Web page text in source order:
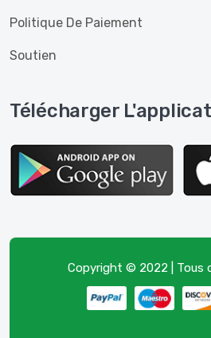
Politique De Paiement
Soutien
Télécharger
Copyright © 2022 | Tous